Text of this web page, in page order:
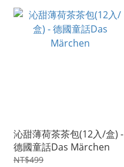
沁甜薄荷茶茶包(12入/盒) -
德國童話Das Märchen
NT$499